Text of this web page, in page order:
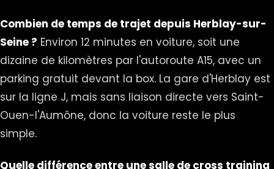
Combien de temps de trajet depuis Herblay-sur-
Seine ? Environ 12 minutes en voiture, soit une
dizaine de kilomètres par l'autoroute A15, avec un
parking gratuit devant la box. La gare d'Herblay est
sur la ligne J, mais sans liaison directe vers Saint-
Ouen-l'Aumône, donc la voiture reste le plus
simple.
Quelle différence entre une salle de cross training